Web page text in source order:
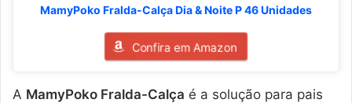
MamyPoko Fralda-Calça Dia & Noite P 46 Unidades
Confira em Amazon
A MamyPoko Fralda-Calça é a solução para pais